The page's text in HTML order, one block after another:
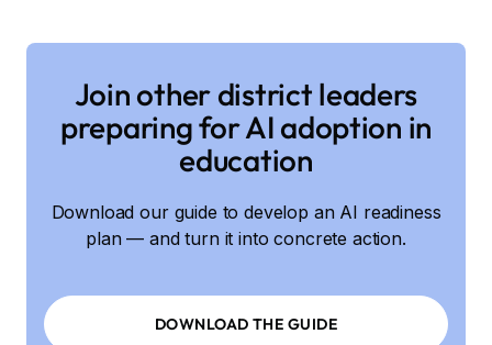
Join other district leaders
preparing for AI adoption in
education
Download our guide to develop an AI readiness
plan — and turn it into concrete action.
DOWNLOAD THE GUIDE